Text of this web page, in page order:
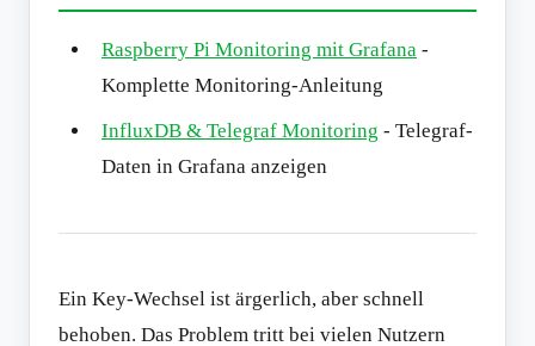
Raspberry Pi Monitoring mit Grafana -
Komplette Monitoring-Anleitung
InfluxDB & Telegraf Monitoring - Telegraf-
Daten in Grafana anzeigen
Ein Key-Wechsel ist ärgerlich, aber schnell
behoben. Das Problem tritt bei vielen Nutzern